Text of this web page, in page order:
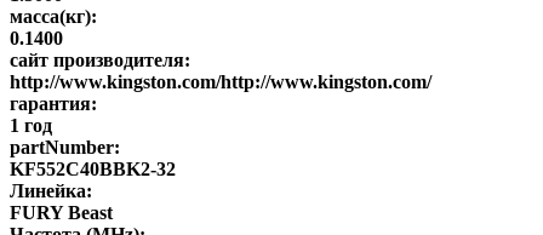
масса(кг):
0.1400
сайт производителя:
http://www.kingston.com/http://www.kingston.com/
гарантия:
1 год
partNumber:
KF552C40BBK2-32
Линейка:
FURY Beast